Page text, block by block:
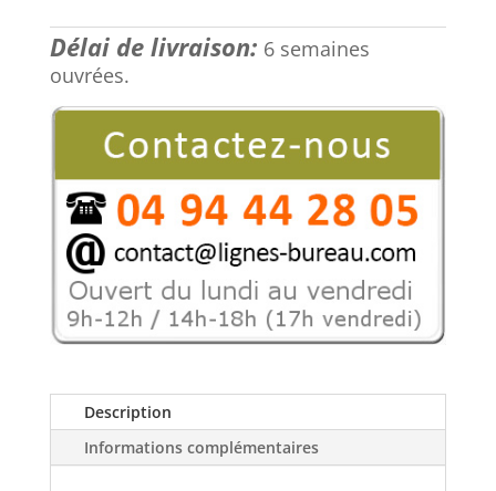
1
place
d’attente,
Jazz :
intemporel
Délai de livraison: 6 semaines
ouvrées.
Description
Informations complémentaires